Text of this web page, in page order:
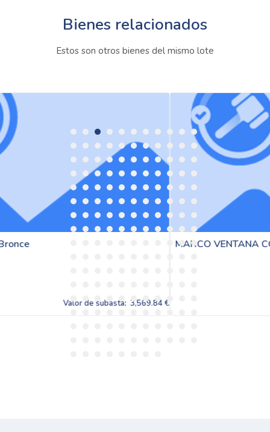
Bienes relacionados
Estos son otros bienes del mismo lote
MARCO VENTANA CON TAPAJUNTAS Color Bronce